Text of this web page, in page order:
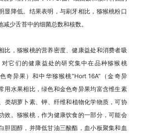
显降低。结果表明，与刷牙相比，猕猴桃粉口
减少舌苔中的细菌总数和核数。
比，猕猴桃的营养密度、健康益处和消费者吸
它们的健康益处的研究集中在品种猕猴桃
奇异果）和中华猕猴桃“Hort 16A”（金奇异
用水果相比，绿色和金色奇异果均富含维生素
类胡萝卜素、钾、纤维和植物化学物质，可协
效。猕猴桃，作为健康饮食的一部分，可能会
胆固醇，并降低甘油三酸酯，血小板聚集和血